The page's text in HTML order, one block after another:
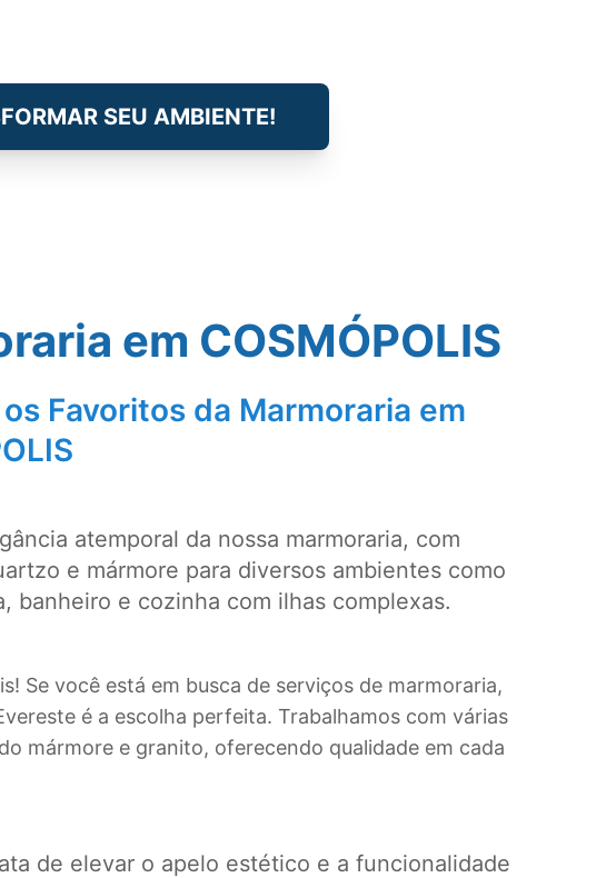
SEU AMBIENTE!
em COSMÓPOLIS
Favoritos da Marmoraria em
atemporal da nossa marmoraria, com
e mármore para diversos ambientes como
banheiro e cozinha com ilhas complexas.
Se você está em busca de serviços de marmoraria,
é a escolha perfeita. Trabalhamos com várias
mármore e granito, oferecendo qualidade em cada
de elevar o apelo estético e a funcionalidade